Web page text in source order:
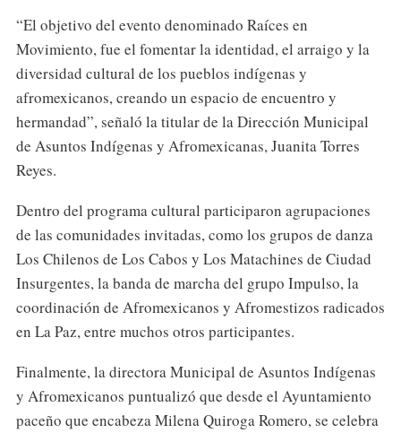
“El objetivo del evento denominado Raíces en
Movimiento, fue el fomentar la identidad, el arraigo y la
diversidad cultural de los pueblos indígenas y
afromexicanos, creando un espacio de encuentro y
hermandad”, señaló la titular de la Dirección Municipal
de Asuntos Indígenas y Afromexicanas, Juanita Torres
Reyes.
Dentro del programa cultural participaron agrupaciones
de las comunidades invitadas, como los grupos de danza
Los Chilenos de Los Cabos y Los Matachines de Ciudad
Insurgentes, la banda de marcha del grupo Impulso, la
coordinación de Afromexicanos y Afromestizos radicados
en La Paz, entre muchos otros participantes.
Finalmente, la directora Municipal de Asuntos Indígenas
y Afromexicanos puntualizó que desde el Ayuntamiento
paceño que encabeza Milena Quiroga Romero, se celebra